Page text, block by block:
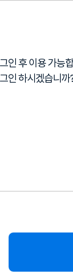
인 후 이용 가능
인 하시겠습니까